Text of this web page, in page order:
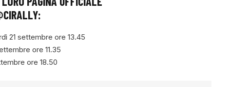
21 settembre ore 13.45
ore 11.35
ore 18.50